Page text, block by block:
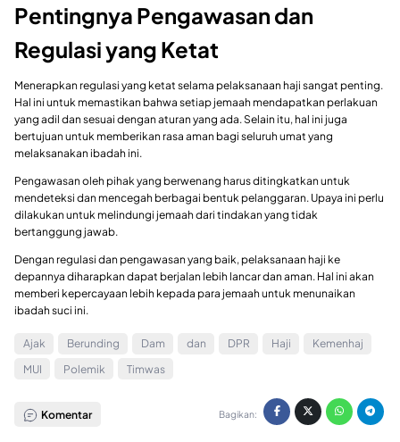
Pentingnya Pengawasan dan
Regulasi yang Ketat
Menerapkan regulasi yang ketat selama pelaksanaan haji sangat penting.
Hal ini untuk memastikan bahwa setiap jemaah mendapatkan perlakuan
yang adil dan sesuai dengan aturan yang ada. Selain itu, hal ini juga
bertujuan untuk memberikan rasa aman bagi seluruh umat yang
melaksanakan ibadah ini.
Pengawasan oleh pihak yang berwenang harus ditingkatkan untuk
mendeteksi dan mencegah berbagai bentuk pelanggaran. Upaya ini perlu
dilakukan untuk melindungi jemaah dari tindakan yang tidak
bertanggung jawab.
Dengan regulasi dan pengawasan yang baik, pelaksanaan haji ke
depannya diharapkan dapat berjalan lebih lancar dan aman. Hal ini akan
memberi kepercayaan lebih kepada para jemaah untuk menunaikan
ibadah suci ini.
Ajak Berunding Dam dan DPR Haji
Kemenhaj
MUI
Polemik Timwas
Komentar Bagikan: